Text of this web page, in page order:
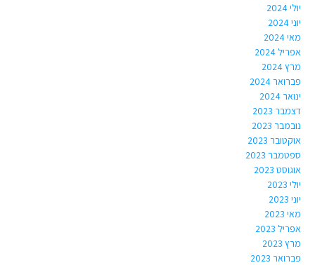
יולי 2024
יוני 2024
מאי 2024
אפריל 2024
מרץ 2024
פברואר 2024
ינואר 2024
דצמבר 2023
נובמבר 2023
אוקטובר 2023
ספטמבר 2023
אוגוסט 2023
יולי 2023
יוני 2023
מאי 2023
אפריל 2023
מרץ 2023
פברואר 2023